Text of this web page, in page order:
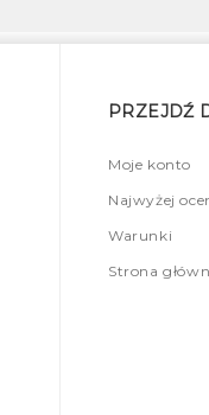
PRZEJDŹ
Moje konto
Najwyżej
Warunki
Strona